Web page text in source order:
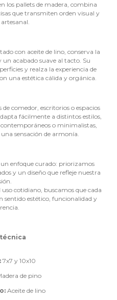
los pallets de madera, combina
que transmiten orden visual y
con aceite de lino, conserva la
acabado suave al tacto. Su
y realza la experiencia de
una estética cálida y orgánica.
comedor, escritorios o espacios
fácilmente a distintos estilos,
o minimalistas,
sensación de armonía.
enfoque curado: priorizamos
y un diseño que refleje nuestra
cotidiano, buscamos que cada
estético, funcionalidad y
7x7 y 10x10
de pino
Aceite de lino